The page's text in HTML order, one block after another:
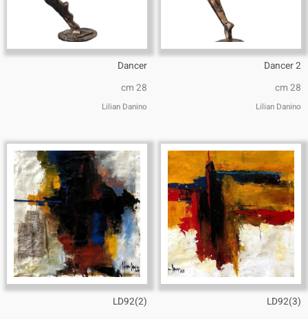
Dancer 2
cm 28
Lilian Danino
Dancer
cm 28
Lilian Danino
LD92(3)
LD92(2)